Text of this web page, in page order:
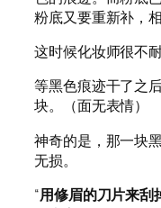
粉底又要重新补，相
这时候化妆师很不
等黑色痕迹干了之
块。（面无表情）
神奇的是，那一块
无损。
“用修眉的刀片来刮